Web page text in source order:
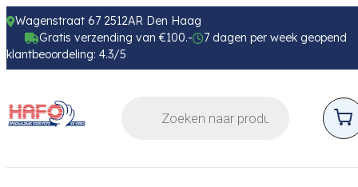
Wagenstraat 67 2512AR Den Haag
Gratis verzending van €100.-
7 dagen per week geopend
klantbeoordeling: 4.3/5